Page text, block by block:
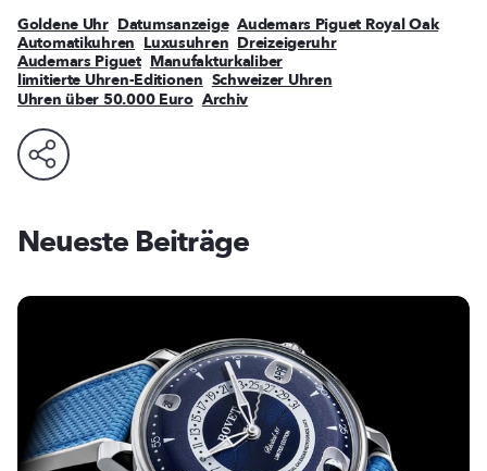
Goldene Uhr Datumsanzeige Audemars Piguet Royal Oak
Automatikuhren Luxusuhren Dreizeigeruhr
Audemars Piguet Manufakturkaliber
limitierte Uhren-Editionen Schweizer Uhren
Uhren über 50.000 Euro Archiv
Neueste Beiträge